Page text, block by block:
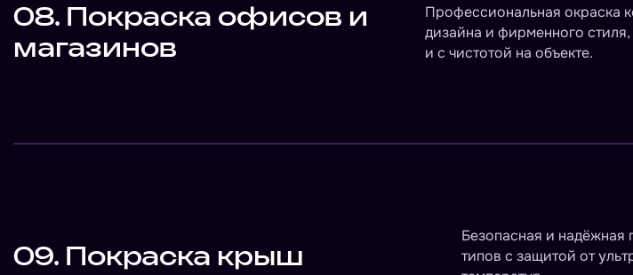
08. Покраска офисов и
магазинов
Профессиональная окраска
дизайна и фирменного
и с чистотой на объекте.
09. Покраска крыш
Безопасная и надёжная
типов с защитой от